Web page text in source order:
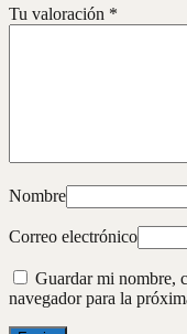
Tu valoración *
Nombre
Correo electrónico
Guardar mi nombre,
navegador para la